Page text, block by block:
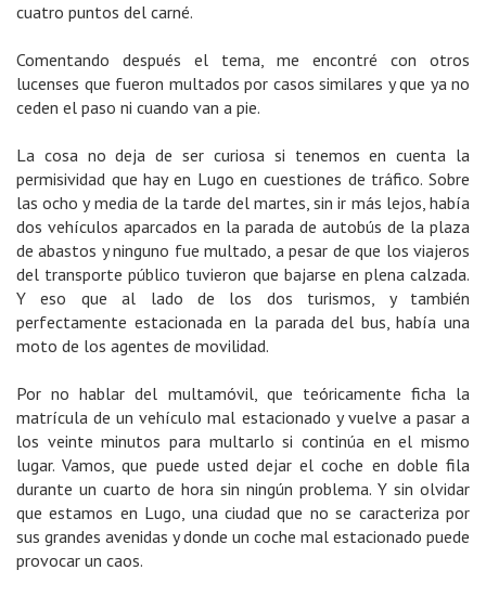
cuatro puntos del carné.
Comentando después el tema, me encontré con otros
lucenses que fueron multados por casos similares y que ya no
ceden el paso ni cuando van a pie.
La cosa no deja de ser curiosa si tenemos en cuenta la
permisividad que hay en Lugo en cuestiones de tráfico. Sobre
las ocho y media de la tarde del martes, sin ir más lejos, había
dos vehículos aparcados en la parada de autobús de la plaza
de abastos y ninguno fue multado, a pesar de que los viajeros
del transporte público tuvieron que bajarse en plena calzada.
Y eso que al lado de los dos turismos, y también
perfectamente estacionada en la parada del bus, había una
moto de los agentes de movilidad.
Por no hablar del multamóvil, que teóricamente ficha la
matrícula de un vehículo mal estacionado y vuelve a pasar a
los veinte minutos para multarlo si continúa en el mismo
lugar. Vamos, que puede usted dejar el coche en doble fila
durante un cuarto de hora sin ningún problema. Y sin olvidar
que estamos en Lugo, una ciudad que no se caracteriza por
sus grandes avenidas y donde un coche mal estacionado puede
provocar un caos.